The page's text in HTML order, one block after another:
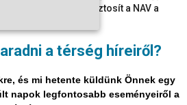
a térség híreiről?
és mi hetente küldünk Önnek egy
napok legfontosabb eseményeiről a
átállási időszakot biztosít a NAV a
legfontosabb dátumok